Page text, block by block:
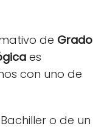
de Grado
es
con uno de
o de un